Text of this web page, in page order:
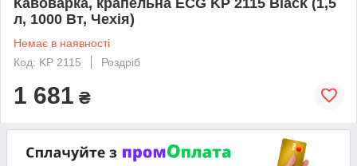
л, 1000 Вт, Чехія)
Немає в наявності
Код: KP 2115
Роздріб
1 681 ₴